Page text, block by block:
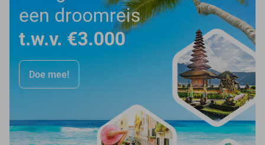
een droomreis
t.w.v. €3.000
Doe mee!